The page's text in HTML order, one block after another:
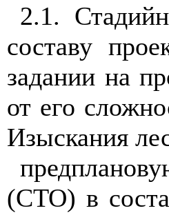
2.1. Стадийн
составу
задании на п
от его сложно
Изыскания
предпланов
(СТО) в сос